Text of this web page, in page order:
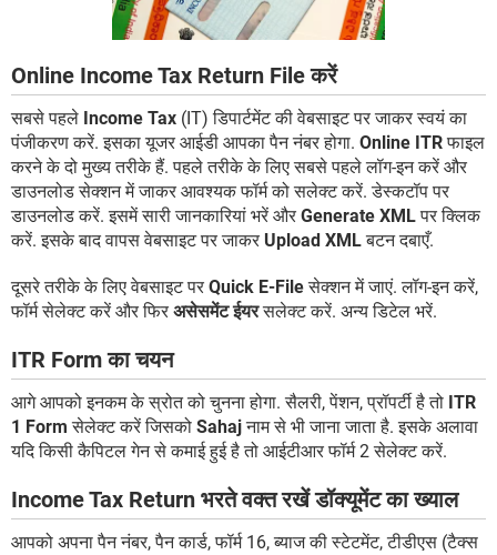
Online Income Tax Return File करें
सबसे पहले Income Tax (IT) डिपार्टमेंट की वेबसाइट पर जाकर स्वयं का
पंजीकरण करें. इसका यूजर आईडी आपका पैन नंबर होगा. Online ITRफाइल
करने के दो मुख्य तरीके हैं. पहले तरीके के लिए सबसे पहले लॉग-इन करें और
डाउनलोड सेक्शन में जाकर आवश्यक फॉर्म को सलेक्ट करें. डेस्कटॉप पर
डाउनलोड करें. इसमें सारी जानकारियां भरें और Generate XMLपर क्लिक
करें. इसके बाद वापस वेबसाइट पर जाकर Upload XMLबटन दबाएँ.
दूसरे तरीके के लिए वेबसाइट पर Quick E-Fileसेक्शन में जाएं. लॉग-इन करें,
फॉर्म सेलेक्ट करें और फिर असेसमेंट ईयरसलेक्ट करें. अन्य डिटेल भरें.
ITR Form का चयन
आगे आपको इनकम के स्रोत को चुनना होगा. सैलरी, पेंशन, प्रॉपर्टी है तो ITR
1 Form सेलेक्ट करें जिसको Sahajनाम से भी जाना जाता है. इसके अलावा
यदि किसी कैपिटल गेन से कमाई हुई है तो आईटीआर फॉर्म 2 सेलेक्ट करें.
Income Tax Return भरते वक्त रखें डॉक्यूमेंट का ख्याल
आपको अपना पैन नंबर, पैन कार्ड, फॉर्म 16, ब्याज की स्टेटमेंट, टीडीएस (टैक्स